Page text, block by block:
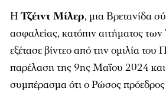
ΗΤζέιντ Μίλερ, μια Βρετανίδα
ασφαλείας, κατόπιν αιτήματος
εξέτασε βίντεο από την ομιλία του
παρέλαση της 9ης Μαΐου 2024 και
συμπέρασμα ότι ο Ρώσος